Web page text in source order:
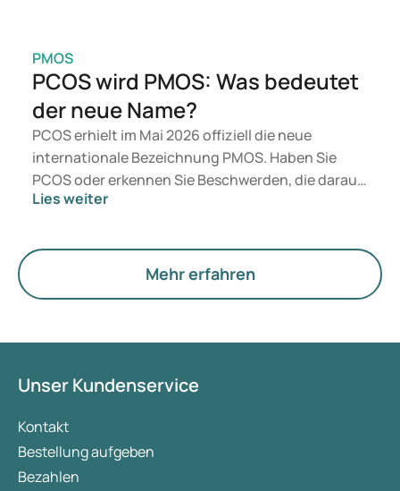
PMOS
PCOS wird PMOS: Was bedeutet
der neue Name?
PCOS erhielt im Mai 2026 offiziell die neue
internationale Bezeichnung PMOS. Haben Sie
PCOS oder erkennen Sie Beschwerden, die darauf
hindeuten könnten? Medizinisch ändert sich
mehr Gewicht auf Hormone, den Stoffwechsel und
die Funktion der Eierstöcke.
Lies weiter
Mehr erfahren
Unser Kundenservice
Kontakt
Bestellung aufgeben
Bezahlen